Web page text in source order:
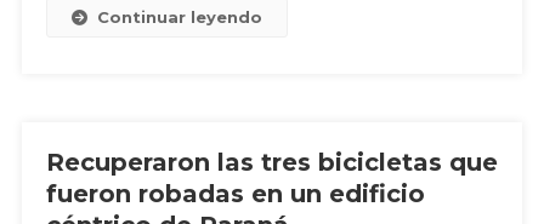
Continuar leyendo
Recuperaron las tres bicicletas que
fueron robadas en un edificio